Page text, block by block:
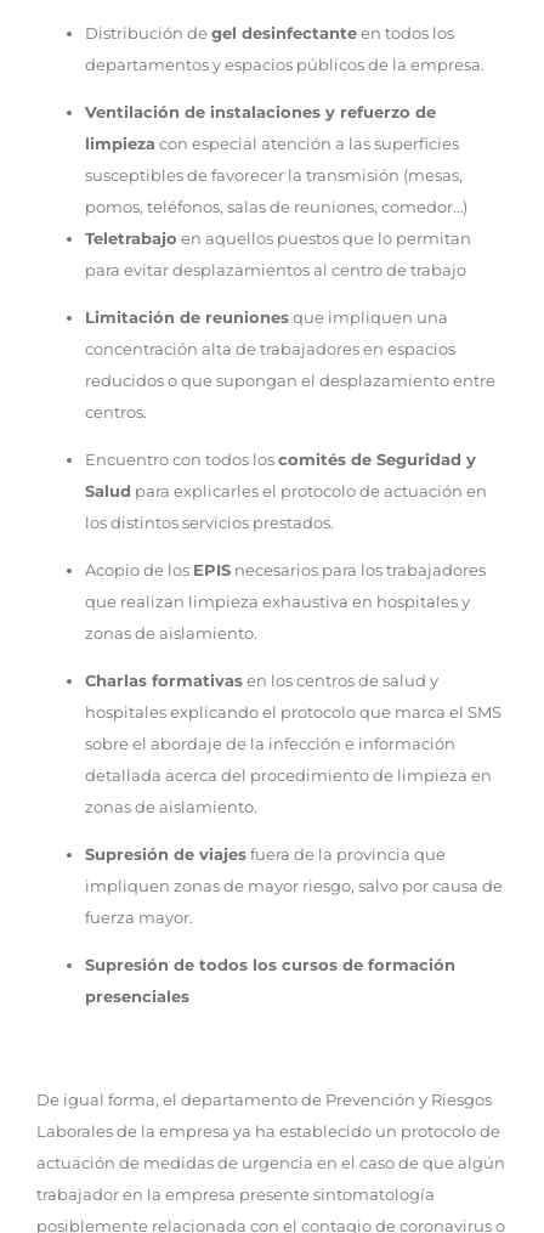
Distribución degel desinfectanteen todos los
departamentos y espacios públicos de la empresa.
Ventilación de instalaciones y refuerzo de
limpieza con especial atención a las superficies
susceptibles de favorecer la transmisión (mesas,
pomos, teléfonos, salas de reuniones, comedor…)
Teletrabajo en aquellos puestos que lo permitan
para evitar desplazamientos al centro de trabajo
Limitación de reunionesque impliquen una
concentración alta de trabajadores en espacios
reducidos o que supongan el desplazamiento entre
centros.
Encuentro con todos loscomités de Seguridad y
Salud para explicarles el protocolo de actuación en
los distintos servicios prestados.
Acopio de los EPIS necesarios para los trabajadores
que realizan limpieza exhaustiva en hospitales y
zonas de aislamiento.
Charlas formativasen los centros de salud y
hospitales explicando el protocolo que marca el SMS
sobre el abordaje de la infección e información
detallada acerca del procedimiento de limpieza en
zonas de aislamiento.
Supresión de viajesfuera de la provincia que
impliquen zonas de mayor riesgo, salvo por causa de
fuerza mayor.
Supresión de todos los cursos de formación
presenciales
De igual forma, el departamento de Prevención y Riesgos
Laborales de la empresa ya ha establecido un protocolo de
actuación de medidas de urgencia en el caso de que algún
trabajador en la empresa presente sintomatología
posiblemente relacionada con el contagio de coronavirus o